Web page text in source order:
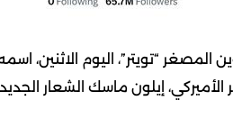
الأميركي، إيلون ماسك الشعار